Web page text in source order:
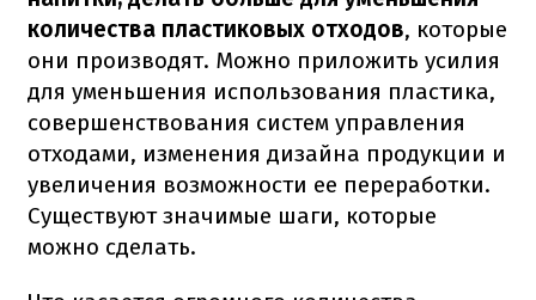
количества пластиковых отходов, которые
они производят. Можно приложить усилия
для уменьшения использования пластика,
совершенствования систем управления
отходами, изменения дизайна продукции и
увеличения возможности ее переработки.
Существуют значимые шаги, которые
можно сделать.